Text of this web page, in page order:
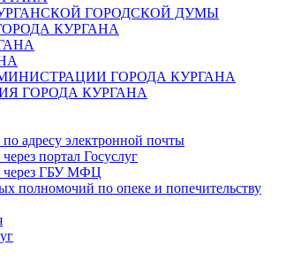
ГОРОДСКОЙ ДУМЫ
КУРГАНА
ГОРОДА КУРГАНА
ГОРОДА КУРГАНА
адресу электронной почты
портал Госуслуг
через ГБУ МФЦ
полномочий по опеке и попечительству